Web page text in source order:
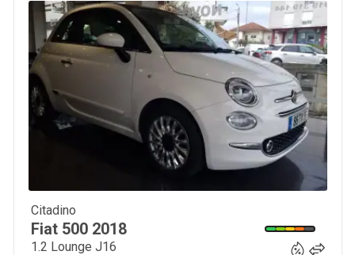
Citadino
Fiat 500 2018
1.2 Lounge J16